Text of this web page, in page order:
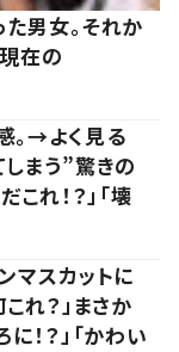
た男女。それか
在の
。→よく見る
まう”驚きの
れ！？」「壊
マスカットに
れ？」まさか
！？」「かわい